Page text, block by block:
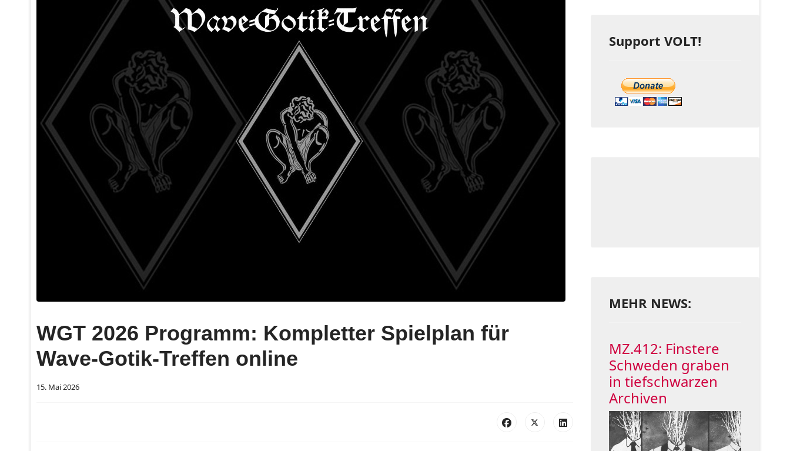
WGT 2026 Programm: Kompletter Spielplan für
Wave-Gotik-Treffen online
15. Mai 2026
Support VOLT!
MEHR NEWS:
MZ.412: Finstere
Schweden graben
in tiefschwarzen
Archiven